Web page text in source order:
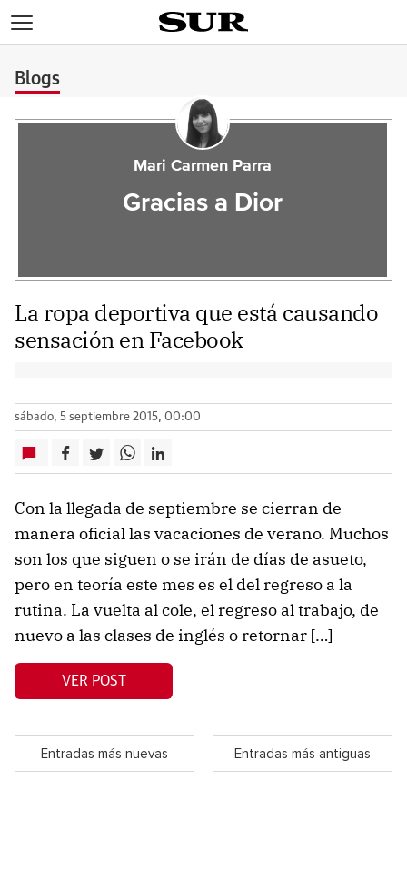
Blogs
Mari Carmen Parra
Gracias a Dior
La ropa deportiva que está causando
sensación en Facebook
sábado, 5 septiembre 2015, 00:00
Con la llegada de septiembre se cierran de
manera oficial las vacaciones de verano. Muchos
son los que siguen o se irán de días de asueto,
pero en teoría este mes es el del regreso a la
rutina. La vuelta al cole, el regreso al trabajo, de
nuevo a las clases de inglés o retornar […]
VER POST
Entradas más nuevas Entradas más antiguas